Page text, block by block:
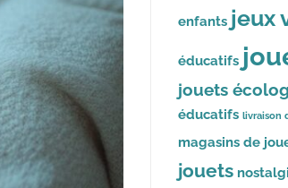
enfants jeux
éducatifs
jouets
éducatifs livraison
magasins de
jouets